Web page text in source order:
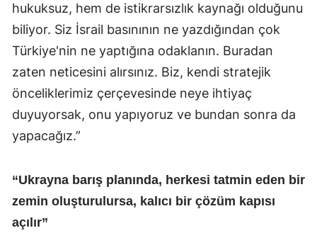
hukuksuz, hem de istikrarsızlık kaynağı olduğunu
biliyor. Siz İsrail basınının ne yazdığından çok
Türkiye'nin ne yaptığına odaklanın. Buradan
zaten neticesini alırsınız. Biz, kendi stratejik
önceliklerimiz çerçevesinde neye ihtiyaç
duyuyorsak, onu yapıyoruz ve bundan sonra da
yapacağız.”
“Ukrayna barış planında, herkesi tatmin eden bir
zemin oluşturulursa, kalıcı bir çözüm kapısı
açılır”